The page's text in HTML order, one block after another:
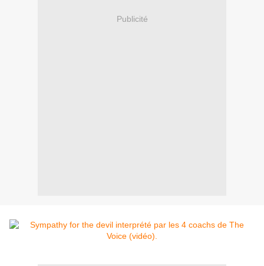
Publicité